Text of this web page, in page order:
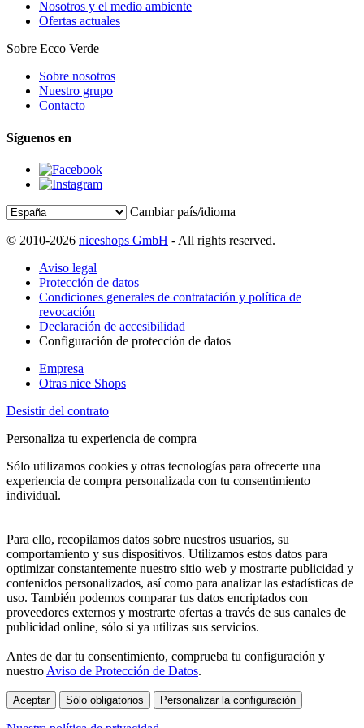
Nosotros y el medio ambiente
Ofertas actuales
Sobre Ecco Verde
Sobre nosotros
Nuestro grupo
Contacto
Síguenos en
Cambiar país/idioma
© 2010-2026 niceshops GmbH - All rights reserved.
Aviso legal
Protección de datos
Condiciones generales de contratación y política de
revocación
Declaración de accesibilidad
Configuración de protección de datos
Empresa
Otras nice Shops
Desistir del contrato
Personaliza tu experiencia de compra
Sólo utilizamos cookies y otras tecnologías para ofrecerte una
experiencia de compra personalizada con tu consentimiento
individual.
Para ello, recopilamos datos sobre nuestros usuarios, su
comportamiento y sus dispositivos. Utilizamos estos datos para
optimizar constantemente nuestro sitio web y mostrarte publicidad y
contenidos personalizados, así como para analizar las estadísticas de
uso. También podemos comparar tus datos encriptados con
proveedores externos y mostrarte ofertas a través de sus canales de
publicidad online, sólo si ya utilizas sus servicios.
Antes de dar tu consentimiento, comprueba tu configuración y
nuestro Aviso de Protección de Datos.
Aceptar Sólo obligatorios Personalizar la configuración